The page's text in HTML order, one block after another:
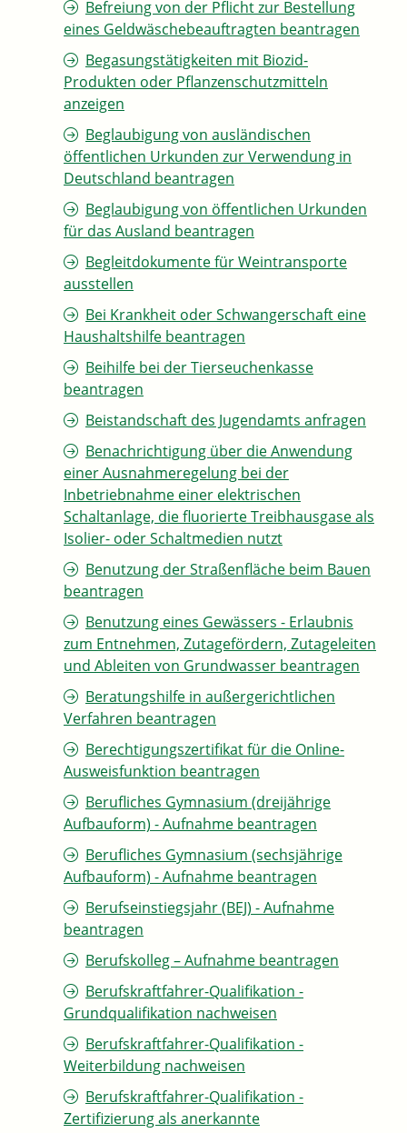
Befreiung von der Pflicht zur Bestellung
eines Geldwäschebeauftragten beantragen
Begasungstätigkeiten mit Biozid-
Produkten oder Pflanzenschutzmitteln
anzeigen
Beglaubigung von ausländischen
öffentlichen Urkunden zur Verwendung in
Deutschland beantragen
Beglaubigung von öffentlichen Urkunden
für das Ausland beantragen
Begleitdokumente für Weintransporte
ausstellen
Bei Krankheit oder Schwangerschaft eine
Haushaltshilfe beantragen
Beihilfe bei der Tierseuchenkasse
beantragen
Beistandschaft des Jugendamts anfragen
Benachrichtigung über die Anwendung
einer Ausnahmeregelung bei der
Inbetriebnahme einer elektrischen
Schaltanlage, die fluorierte Treibhausgase als
Isolier- oder Schaltmedien nutzt
Benutzung der Straßenfläche beim Bauen
beantragen
Benutzung eines Gewässers - Erlaubnis
zum Entnehmen, Zutagefördern, Zutageleiten
und Ableiten von Grundwasser beantragen
Beratungshilfe in außergerichtlichen
Verfahren beantragen
Berechtigungszertifikat für die Online-
Ausweisfunktion beantragen
Berufliches Gymnasium (dreijährige
Aufbauform) - Aufnahme beantragen
Berufliches Gymnasium (sechsjährige
Aufbauform) - Aufnahme beantragen
Berufseinstiegsjahr (BEJ) - Aufnahme
beantragen
Berufskolleg – Aufnahme beantragen
Berufskraftfahrer-Qualifikation -
Grundqualifikation nachweisen
Berufskraftfahrer-Qualifikation -
Weiterbildung nachweisen
Berufskraftfahrer-Qualifikation -
Zertifizierung als anerkannte